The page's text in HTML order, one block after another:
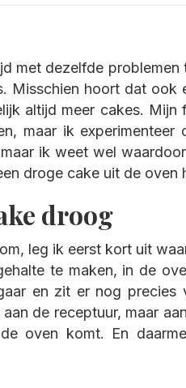
met dezelfde
Misschien hoort dat ook
altijd meer cakes.
maar ik experimenteer
ik weet wel
droge cake uit de oven
droog
leg ik eerst kort uit
te maken, in de
en zit er nog precies
de receptuur, maar
oven komt. En